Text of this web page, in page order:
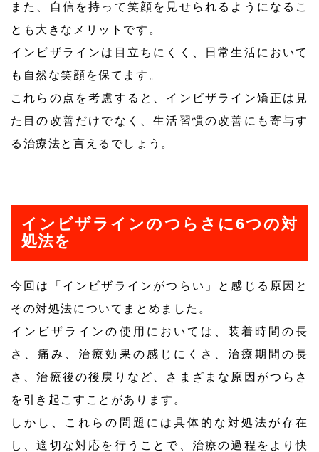
また、自信を持って笑顔を見せられるようになるこ
とも大きなメリットです。
インビザラインは目立ちにくく、日常生活において
も自然な笑顔を保てます。
これらの点を考慮すると、インビザライン矯正は見
た目の改善だけでなく、生活習慣の改善にも寄与す
る治療法と言えるでしょう。
インビザラインのつらさに6つの対
処法を
今回は「インビザラインがつらい」と感じる原因と
その対処法についてまとめました。
インビザラインの使用においては、装着時間の長
さ、痛み、治療効果の感じにくさ、治療期間の長
さ、治療後の後戻りなど、さまざまな原因がつらさ
を引き起こすことがあります。
しかし、これらの問題には具体的な対処法が存在
し、適切な対応を行うことで、治療の過程をより快